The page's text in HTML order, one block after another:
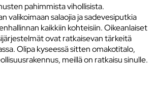
pahimmista vihollisista.
valikoimaan salaojia ja sadevesiputkia
kaikkiin kohteisiin. Oikeanlaiset
ovat ratkaisevan tärkeitä
Olipa kyseessä sitten omakotitalo,
meillä on ratkaisu sinulle.